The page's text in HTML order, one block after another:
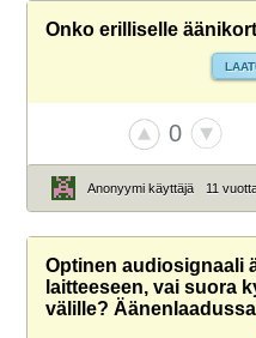
Onko erilliselle
0
Anonyymi käyttäjä 11
Optinen audiosignaali
laitteeseen, vai suora
välille?